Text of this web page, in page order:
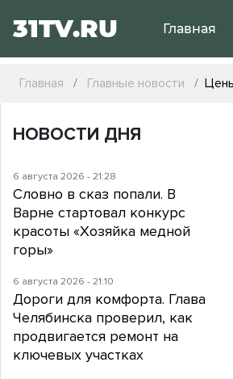
31TV.RU Главная
Главная Главные новости
НОВОСТИ ДНЯ
6 августа 2026 - 21:28
Словно в сказ попали. В
Варне стартовал конкурс
красоты «Хозяйка медной
горы»
6 августа 2026 - 21:10
Дороги для комфорта. Глава
Челябинска проверил, как
продвигается ремонт на
ключевых участках